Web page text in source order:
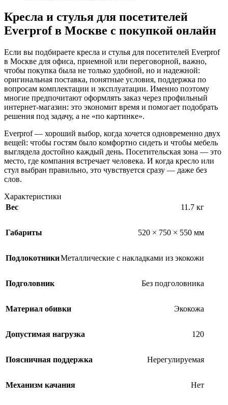
Кресла и стулья для посетителей
Everprof в Москве с покупкой онлайн
Если вы подбираете кресла и стулья для посетителей Everprof
в Москве для офиса, приемной или переговорной, важно,
чтобы покупка была не только удобной, но и надежной:
оригинальная поставка, понятные условия, поддержка по
вопросам комплектации и эксплуатации. Именно поэтому
многие предпочитают оформлять заказ через профильный
интернет-магазин: это экономит время и помогает подобрать
решения под задачу, а не «по картинке».
Everprof — хороший выбор, когда хочется одновременно двух
вещей: чтобы гостям было комфортно сидеть и чтобы мебель
выглядела достойно каждый день. Посетительская зона — это
место, где компания встречает человека. И когда кресло или
стул выбран правильно, это чувствуется сразу — даже без
слов.
Характеристики
Вес
11.7 кг
Габариты 520 × 750 × 550 мм
ПодлокотникиМеталлические с накладками из экокожи
Подголовник Без подголовника
Материал обивки Экокожа
Допустимая нагрузка 120
Поясничная поддержка Нерегулируемая
Механизм качания Нет